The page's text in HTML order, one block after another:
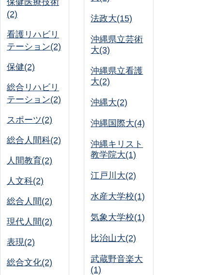
保健医療技術
(2)
看護リハビリ
テーション(2)
保健(2)
総合リハビリ
テーション(2)
スポーツ(2)
総合人間科(2)
人間教育(2)
人文科(2)
総合人間(2)
現代人間(2)
表現(2)
総合文化(2)
法政大(15)
沖縄県立芸術
大(3)
沖縄県立看護
大(2)
沖縄大(2)
沖縄国際大(4)
沖縄キリスト
教学院大(1)
江戸川大(2)
水産大学校(1)
気象大学校(1)
比治山大(2)
武蔵野音楽大
(1)